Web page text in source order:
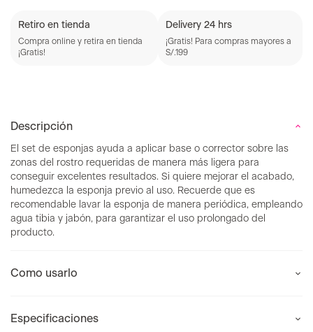
Retiro en tienda
Compra online y retira en tienda
¡Gratis!
Delivery 24 hrs
¡Gratis! Para compras mayores a
S/.199
Descripción
El set de esponjas ayuda a aplicar base o corrector sobre las
zonas del rostro requeridas de manera más ligera para
conseguir excelentes resultados. Si quiere mejorar el acabado,
humedezca la esponja previo al uso. Recuerde que es
recomendable lavar la esponja de manera periódica, empleando
agua tibia y jabón, para garantizar el uso prolongado del
producto.
Como usarlo
Especificaciones